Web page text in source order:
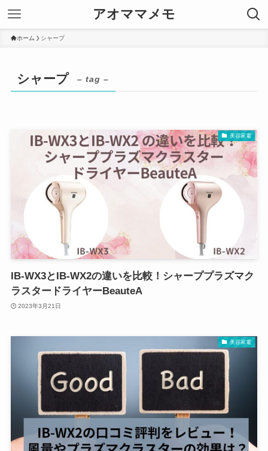
アオママメモ
ホーム シャープ
シャープ – tag –
美容家電
IB-WX3とIB-WX2の違いを比較！シャーププラズマク
ラスタードライヤーBeauteA
2023年3月21日
美容家電